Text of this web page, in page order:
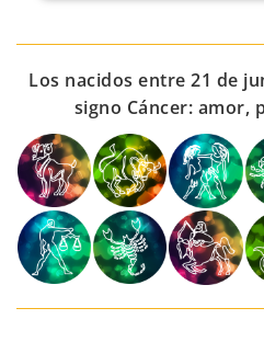
Los nacidos entre 21 de
signo Cáncer: amor,